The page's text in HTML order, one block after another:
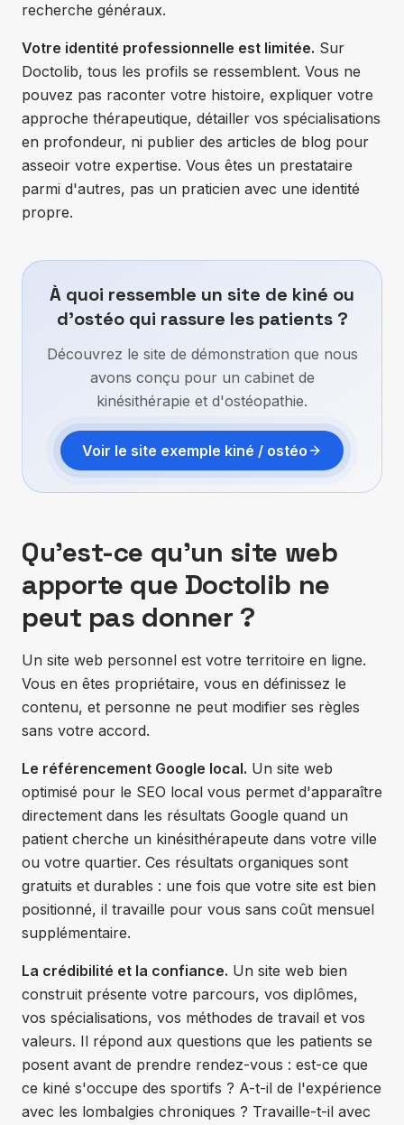
recherche généraux.
Votre identité professionnelle est limitée. Sur
Doctolib, tous les profils se ressemblent. Vous ne
pouvez pas raconter votre histoire, expliquer votre
approche thérapeutique, détailler vos spécialisations
en profondeur, ni publier des articles de blog pour
asseoir votre expertise. Vous êtes un prestataire
parmi d'autres, pas un praticien avec une identité
propre.
À quoi ressemble un site de kiné ou
d'ostéo qui rassure les patients ?
Découvrez le site de démonstration que nous
avons conçu pour un cabinet de
kinésithérapie et d'ostéopathie.
Voir le site exemple kiné / ostéo
Qu'est-ce qu'un site web
apporte que Doctolib ne
peut pas donner ?
Un site web personnel est votre territoire en ligne.
Vous en êtes propriétaire, vous en définissez le
contenu, et personne ne peut modifier ses règles
sans votre accord.
Le référencement Google local. Un site web
optimisé pour le SEO local vous permet d'apparaître
directement dans les résultats Google quand un
patient cherche un kinésithérapeute dans votre ville
ou votre quartier. Ces résultats organiques sont
gratuits et durables : une fois que votre site est bien
positionné, il travaille pour vous sans coût mensuel
supplémentaire.
La crédibilité et la confiance. Un site web bien
construit présente votre parcours, vos diplômes,
vos spécialisations, vos méthodes de travail et vos
valeurs. Il répond aux questions que les patients se
posent avant de prendre rendez-vous : est-ce que
ce kiné s'occupe des sportifs ? A-t-il de l'expérience
avec les lombalgies chroniques ? Travaille-t-il avec